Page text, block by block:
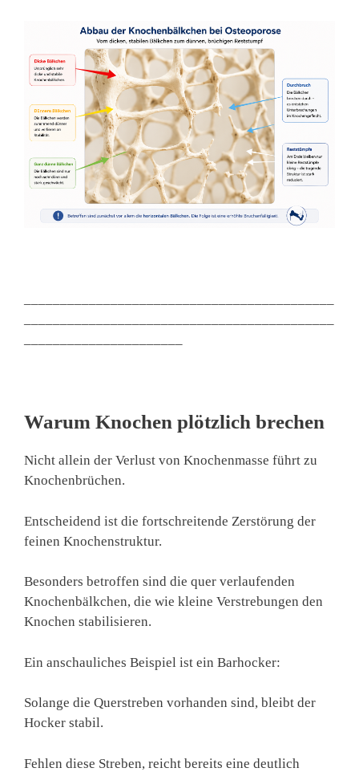
Warum Knochen plötzlich brechen
Nicht allein der Verlust von Knochenmasse führt zu
Knochenbrüchen.
Entscheidend ist die fortschreitende Zerstörung der
feinen Knochenstruktur.
Besonders betroffen sind die quer verlaufenden
Knochenbälkchen, die wie kleine Verstrebungen den
Knochen stabilisieren.
Ein anschauliches Beispiel ist ein Barhocker:
Solange die Querstreben vorhanden sind, bleibt der
Hocker stabil.
Fehlen diese Streben, reicht bereits eine deutlich